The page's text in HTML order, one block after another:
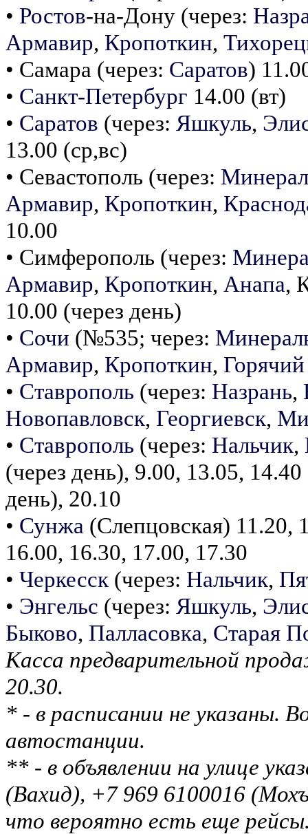
• Ростов-на-Дону (через:
Армавир, Кропоткин,
• Самара (через: Саратов)
• Санкт-Петербург 14.00 (вт)
• Саратов (через: Яшкуль,
13.00 (ср,вс)
• Севастополь (через:
Армавир, Кропоткин,
10.00
• Симферополь (через:
Армавир, Кропоткин, Анапа,
10.00 (через день)
• Сочи (№535; через:
Армавир, Кропоткин,
• Ставрополь (через: Назрань,
Новопавловск, Георгиевск,
• Ставрополь (через: Нальчик,
(через день), 9.00, 13.05,
день), 20.10
• Сунжа (Слепцовская) 11.20,
16.00, 16.30, 17.00, 17.30
• Черкесск (через: Нальчик,
• Энгельс (через: Яшкуль,
Быково, Палласовка, Старая
Касса предварительной
20.30.
* - в расписании не указаны.
автостанции.
** - в объявлении на улице
(Вахид), +7 969 6100016
что вероятно есть еще